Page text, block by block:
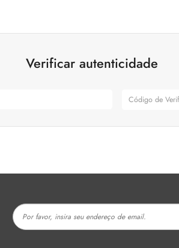
Verificar autenticidade